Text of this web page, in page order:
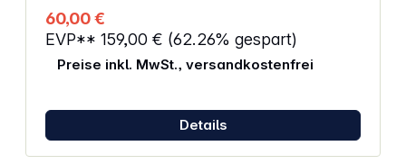
einfach den Knopf am Einsatz, um die Klappe in
eine vertikale oder horizontale Position zu
bringen. Wenn die Klappe ganz geschlossen ist,
verschließt sie den Einsatz und blockiert teilweise
den Luftdurchlass. So kann der Pizzabäcker selbst
Ofens beschleunigen möchte.Sobald die
Betriebstemperatur erreicht ist, wird durch das
Schließen der Klappe die Hitze im Ofen gehalten.
Diese Funktion ist besonders nützlich, um die Hitze
60,00 €
EVP** 159,00 € (62.26% gespart)
Preise inkl. MwSt., versandkostenfrei
Details